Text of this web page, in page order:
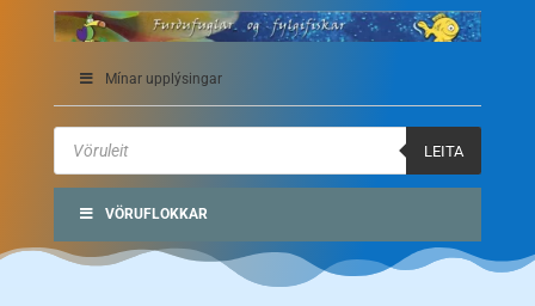
Mínar upplýsingar
Products
search
LEITA
VÖRUFLOKKAR